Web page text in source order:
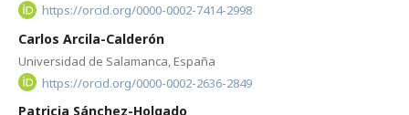
https://orcid.org/0000-0002-7414-2998
Carlos Arcila-Calderón
Universidad de Salamanca, España
https://orcid.org/0000-0002-2636-2849
Patricia Sánchez-Holgado